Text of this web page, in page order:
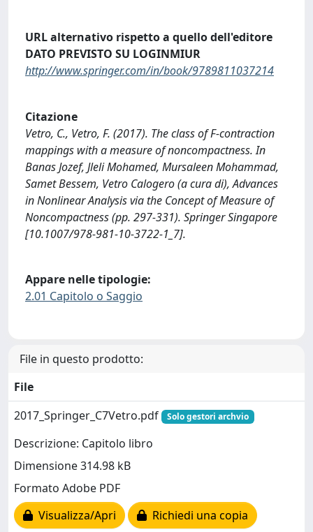
URL alternativo rispetto a quello dell'editore
DATO PREVISTO SU LOGINMIUR
http://www.springer.com/in/book/9789811037214
Citazione
Vetro, C., Vetro, F. (2017). The class of F-contraction
mappings with a measure of noncompactness. In
Banas Jozef, Jleli Mohamed, Mursaleen Mohammad,
Samet Bessem, Vetro Calogero (a cura di), Advances
in Nonlinear Analysis via the Concept of Measure of
Noncompactness (pp. 297-331). Springer Singapore
[10.1007/978-981-10-3722-1_7].
Appare nelle tipologie:
2.01 Capitolo o Saggio
File in questo prodotto:
File
2017_Springer_C7Vetro.pdf
Solo gestori archvio
Descrizione: Capitolo libro
Dimensione 314.98 kB
Formato Adobe PDF
Visualizza/Apri
Richiedi una copia